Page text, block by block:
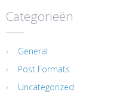
Categorieën
General
Post Formats
Uncategorized